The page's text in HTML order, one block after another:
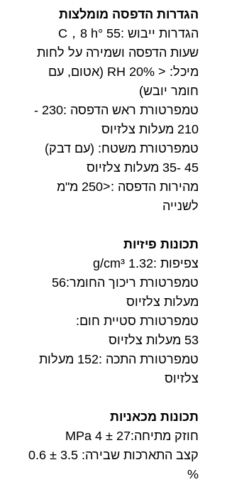
הגדרות הדפסה מומלצות
הגדרות ייבוש :55 °C，8 h
שעות הדפסה ושמירה על לחות
מיכל: < 20% RH (אטום, עם
חומר יובש)
טמפרטורת ראש הדפסה :230 -
210 מעלות צלזיוס
טמפרטורת משטח: (עם דבק)
45 -35 מעלות צלזיוס
מהירות הדפסה :<250 מ"מ
לשנייה
תכונות פיזיות
צפיפות :1.32 g/cm³
טמפרטורת ריכוך החומר:56
מעלות צלזיוס
טמפרטורת סטיית חום:
53 מעלות צלזיוס
טמפרטורת התכה :152 מעלות
צלזיוס
תכונות מכאניות
חוזק מתיחה:27 ± 4 MPa
קצב התארכות שבירה: 3.5 ± 0.6
%